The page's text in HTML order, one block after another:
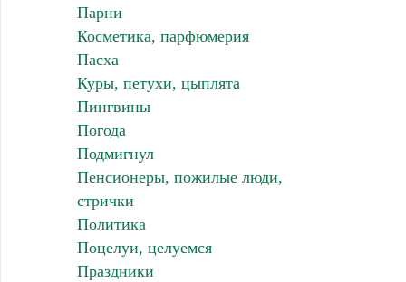
Парни
Косметика, парфюмерия
Пасха
Куры, петухи, цыплята
Пингвины
Погода
Подмигнул
Пенсионеры, пожилые люди,
стрички
Политика
Поцелуи, целуемся
Праздники